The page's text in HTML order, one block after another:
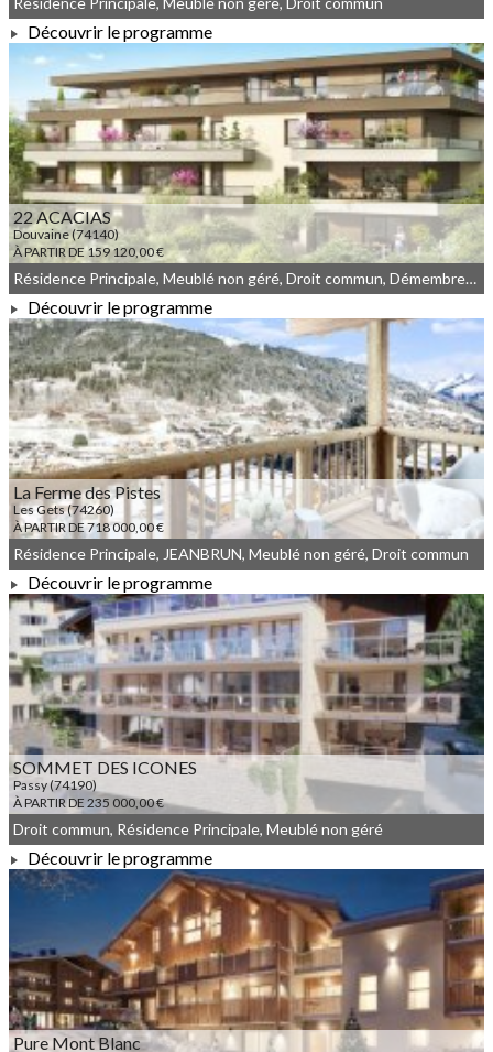
À PARTIR DE 216 000,00 €
Découvrir le programme
22 ACACIAS
Douvaine (74140)
À PARTIR DE 159 120,00 €
À PARTIR DE 159 120,00 €
Résidence Principale, Meublé non géré, Droit commun, Démembrement
Découvrir le programme
La Ferme des Pistes
Les Gets (74260)
À PARTIR DE 718 000,00 €
À PARTIR DE 718 000,00 €
Résidence Principale, JEANBRUN, Meublé non géré, Droit commun
Découvrir le programme
SOMMET DES ICONES
Passy (74190)
À PARTIR DE 235 000,00 €
À PARTIR DE 235 000,00 €
Droit commun, Résidence Principale, Meublé non géré
Découvrir le programme
Pure Mont Blanc